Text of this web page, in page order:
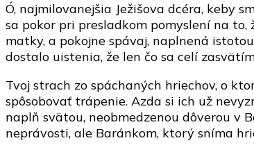
Ó, najmilovanejšia Ježišova dcéra, keby
sa pokor pri presladkom pomyslení na
matky, a pokojne spávaj, naplnená
dostalo uistenia, že len čo sa celí
Tvoj strach zo spáchaných hriechov, o
spôsobovať trápenie. Azda si ich už
naplň svätou, neobmedzenou dôverou v
neprávosti, ale Baránkom, ktorý sníma